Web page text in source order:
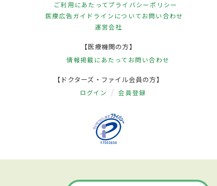
ご利用にあたってプライバシーポリシー
医療広告ガイドラインについてお問い合わせ
運営会社
【医療機関の方】
情報掲載にあたって お問い合わせ
【ドクターズ・ファイル会員の方】
ログイン 会員登録